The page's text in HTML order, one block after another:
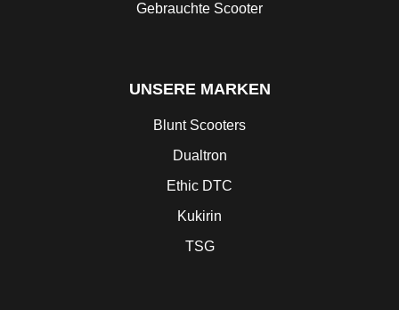
Gebrauchte Scooter
UNSERE MARKEN
Blunt Scooters
Dualtron
Ethic DTC
Kukirin
TSG